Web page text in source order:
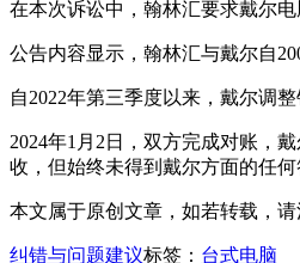
在本次诉讼中，翰林汇要求戴尔
公告内容显示，翰林汇与戴尔自
自2022年第三季度以来，戴尔调
2024年1月2日，双方完成对账，
收，但始终未得到戴尔方面的任何
本文属于原创文章，如若转载，请
纠错与问题建议标签： 台式电脑